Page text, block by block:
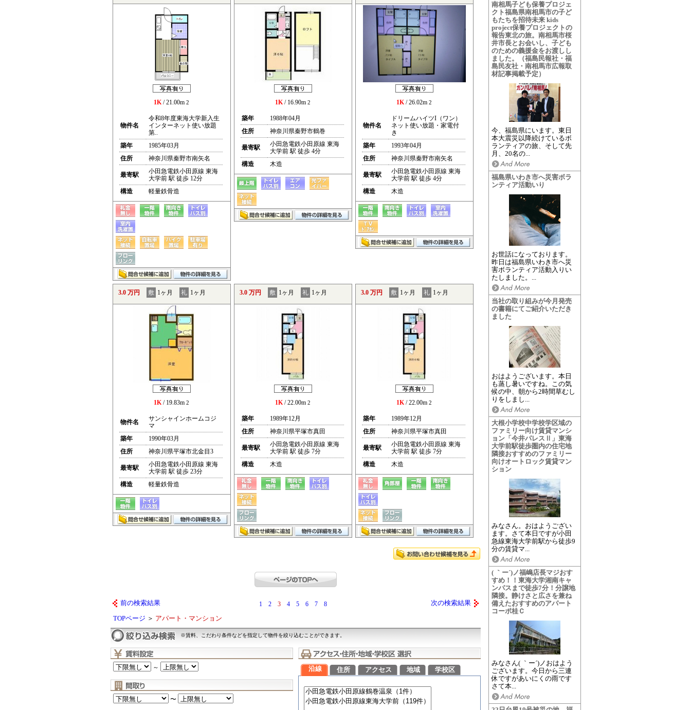
南相馬子ども保養プロジェ
クト福島県南相馬市の子ど
もたちを招待未来 kids
project保養プロジェクトの
報告東北の旅。南相馬市桜
井市長とお会いし、子ども
のための義援金をお渡しし
ました。（福島民報社・福
島民友社・南相馬市広報取
材記事掲載予定）
今、福島県にいます。東日
本大震災以降続けているボ
ランティアの旅、そして先
月、20名の...
福島県いわき市へ災害ボラ
ンティア活動いり
お世話になっております。
昨日は福島県いわき市へ災
害ボランティア活動入りい
たしました。...
当社の取り組みが今月発売
の書籍にてご紹介いただき
ました
おはようございます。本日
も蒸し暑いですね。この気
候の中、朝から2時間草むし
りをしまし...
大根小学校中学校学区域の
ファミリー向け賃貸マンシ
ョン「今井パレスⅡ」東海
大学前駅徒歩圏内の住宅地
隣接おすすめのファミリー
向けオートロック賃貸マン
ション
みなさん。おはようござい
ます。さて本日ですが小田
急線東海大学前駅から徒歩9
分の賃貸マ...
( ｀ー´)ノ福嶋店長マジおす
すめ！！東海大学湘南キャ
ンパスまで徒歩7分！分譲地
隣接。静けさと広さを兼ね
備えたおすすめのアパート
コーポ桂Ｃ
みなさん( ｀ー´)ノおはよう
ございます。今日から三連
休ですがあいにくの雨です
さて本...
1K/ 21.00m 2
物件名
令和8年度東海大学新入生
インターネット使い放題
第..
築年
1985年03月
住所
神奈川県秦野市南矢名
最寄駅
小田急電鉄小田原線 東海
大学前 駅 徒歩 12分
構造
軽量鉄骨造
1K/ 16.90m 2
築年
1988年04月
住所
神奈川県秦野市鶴巻
最寄駅
小田急電鉄小田原線 東海
大学前 駅 徒歩 4分
構造
木造
1K/ 26.02m 2
物件名
ドリームハイツI（ワン）
ネット使い放題・家電付
き
築年
1993年04月
住所
神奈川県秦野市南矢名
最寄駅
小田急電鉄小田原線 東海
大学前 駅 徒歩 4分
構造
木造
3.0 万円 敷 1ヶ月 礼 1ヶ月
1K/ 19.83m 2
物件名
サンシャインホームコジ
マ
築年
1990年03月
住所
神奈川県平塚市北金目3
最寄駅
小田急電鉄小田原線 東海
大学前 駅 徒歩 23分
構造
軽量鉄骨造
3.0 万円 敷 1ヶ月 礼 1ヶ月
1K/ 22.00m 2
築年
1989年12月
住所
神奈川県平塚市真田
最寄駅
小田急電鉄小田原線 東海
大学前 駅 徒歩 7分
構造
木造
3.0 万円 敷 1ヶ月 礼 1ヶ月
1K/ 22.00m 2
築年
1989年12月
住所
神奈川県平塚市真田
最寄駅
小田急電鉄小田原線 東海
大学前 駅 徒歩 7分
構造
木造
前の検索結果 1 2 3 4 5 6 7 8 次の検索結果
TOPページ ＞ アパート・マンション
※賃料、こだわり条件などを指定して物件を絞り込むことができます。
～
〜
沿線 住所 アクセス 地域 学校区